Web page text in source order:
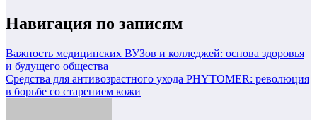
Навигация по записям
Важность медицинских ВУЗов и колледжей: основа здоровья
и будущего общества
Средства для антивозрастного ухода PHYTOMER: революция
в борьбе со старением кожи